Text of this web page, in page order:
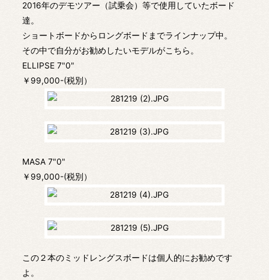
2016年のデモツアー（試乗会）等で使用していたボード
達。
ショートボードからロングボードまでラインナップ中。
その中で自分がお勧めしたいモデルがこちら。
ELLIPSE 7"0"
￥99,000-(税別）
MASA 7"0"
￥99,000-(税別）
この２本のミッドレングスボードは個人的にお勧めです
よ。